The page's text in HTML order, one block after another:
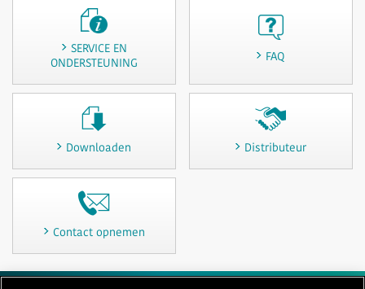
SERVICE EN
ONDERSTEUNING
FAQ
Downloaden Distributeur
Contact opnemen